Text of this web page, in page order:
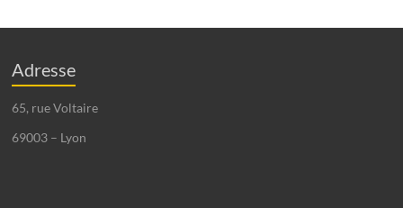
Adresse
65, rue Voltaire
69003 – Lyon